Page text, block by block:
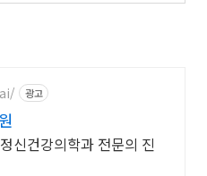
광고
신건강의학과 전문의 진